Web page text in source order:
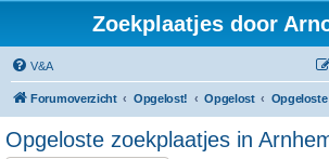
Zoekplaatjes door
V&A
Forumoverzicht Opgelost! Opgelost
Opgeloste zoekplaatjes in